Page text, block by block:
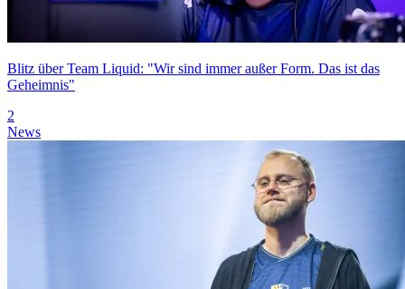
Blitz über Team Liquid: "Wir sind immer außer Form. Das ist das
Geheimnis"
2
News